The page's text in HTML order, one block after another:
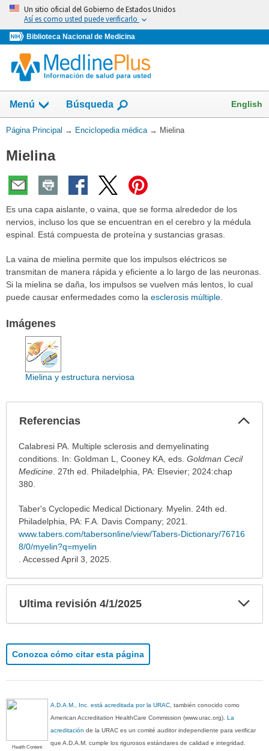
Omita
vaya
al
Contenido
Un sitio oficial del Gobierno de Estados Unidos
Así es como usted puede verificarlo
Biblioteca Nacional de Medicina
Menú Búsqueda English
Usted
aquí:
Página Principal → Enciclopedia médica → Mielina
Mielina
Es una capa aislante, o vaina, que se forma alrededor de los
nervios, incluso los que se encuentran en el cerebro y la médula
espinal. Está compuesta de proteína y sustancias grasas.
La vaina de mielina permite que los impulsos eléctricos se
transmitan de manera rápida y eficiente a lo largo de las neuronas.
Si la mielina se daña, los impulsos se vuelven más lentos, lo cual
puede causar enfermedades como la esclerosis múltiple
Imágenes
Mielina y estructura nerviosa
Referencias
Referencias
sido
extendido.
Calabresi PA. Multiple sclerosis and demyelinating
conditions. In: Goldman L, Cooney KA, eds. Goldman Cecil
Medicine. 27th ed. Philadelphia, PA: Elsevier; 2024:chap
380.
Taber's Cyclopedic Medical Dictionary. Myelin. 24th ed.
Philadelphia, PA: F.A. Davis Company; 2021.
www.tabers.com/tabersonline/view/Tabers-Dictionary/76716
8/0/myelin?q=myelin
. Accessed April 3, 2025.
Ultima revisión 4/1/2025
Conozca cómo citar esta página
Health Content
A.D.A.M., Inc. está acreditada por la URAC , también conocido como
American Accreditation HealthCare Commission (www.urac.org).La
acreditación de la URAC es un comité auditor independiente para verificar
que A.D.A.M. cumple los rigurosos estándares de calidad e integridad.